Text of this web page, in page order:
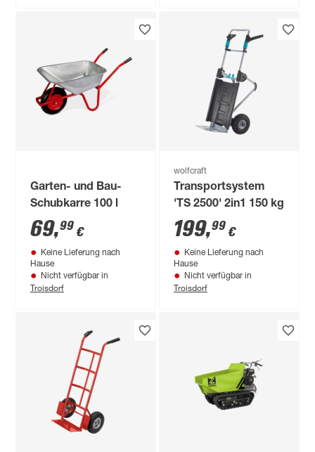
Garten- und Bau-
Schubkarre 100 l
69,99 €
Keine Lieferung nach
Hause
Nicht verfügbar in
Troisdorf
wolfcraft
Transportsystem
'TS 2500' 2in1 150 kg
199,99 €
Keine Lieferung nach
Hause
Nicht verfügbar in
Troisdorf